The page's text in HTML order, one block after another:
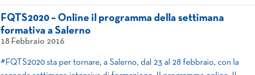
FQTS2020 – Online il programma della settimana
formativa a Salerno
18 Febbraio 2016
#‎FQTS2020‬ sta per tornare, a Salerno, dal 23 al 28 febbraio, con la